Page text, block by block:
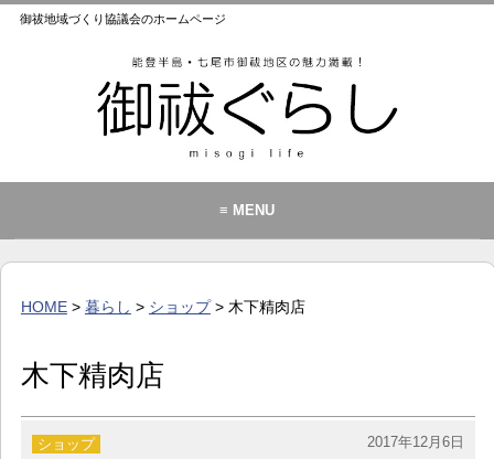
御祓地域づくり協議会のホームページ
≡ MENU
HOME> 暮らし > ショップ> 木下精肉店
木下精肉店
ショップ 2017年12月6日